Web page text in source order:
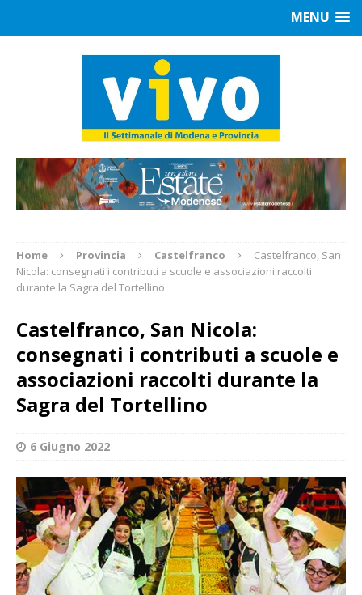
MENU
Home Provincia Castelfranco
Castelfranco, San
Nicola: consegnati i contributi a scuole e associazioni raccolti
durante la Sagra del Tortellino
Castelfranco, San Nicola:
consegnati i contributi a scuole e
associazioni raccolti durante la
Sagra del Tortellino
6 Giugno 2022